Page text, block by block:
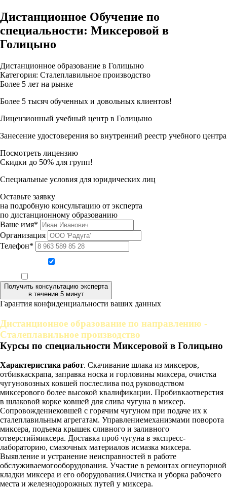
Дистанционное Обучение по
специальности: Миксеровой в
Голицыно
Дистанционное образование в Голицыно
Категория: Сталеплавильное производство
Более 5 лет на рынке
Более 5 тысяч обученных и довольных клиентов!
Лицензионный учебный центр в Голицыно
Занесение удостоверения во внутренний реестр учебного центра
Посмотреть лицензию
Скидки до 50% для групп!
Специальные условия для юридических лиц
Оставьте заявку
на подробную консультацию от эксперта
по дистанционному образованию
Ваше имя*
Организация
Телефон*
Получить консультацию эксперта
в течение 5 минут
Гарантия конфиденциальности ваших данных
Дистанционное образование по направлению -
Сталеплавильное производство
Курсы по специальности Миксеровой в Голицыно
Характеристика работ. Скачивание шлака из миксеров,
отбивкаскрапа, заправка носка и горловины миксера, очистка
чугуновозных ковшей послеслива под руководством
миксерового более высокой квалификации. Пробивкаотверстия
в шлаковой корке ковшей для слива чугуна в миксер.
Сопровождениековшей с горячим чугуном при подаче их к
сталеплавильным агрегатам. Управлениемеханизмами поворота
миксера, подъема крышек сливного и заливного
отверстиймиксера. Доставка проб чугуна в экспресс-
лабораторию, смазочных материалов исмазка миксера.
Выявление и устранение неисправностей в работе
обслуживаемогооборудования. Участие в ремонтах огнеупорной
кладки миксера и его оборудования.Очистка и уборка рабочего
места и железнодорожных путей у миксера.